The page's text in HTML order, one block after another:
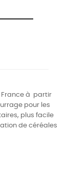
France à partir
pour les
plus facile
de céréales